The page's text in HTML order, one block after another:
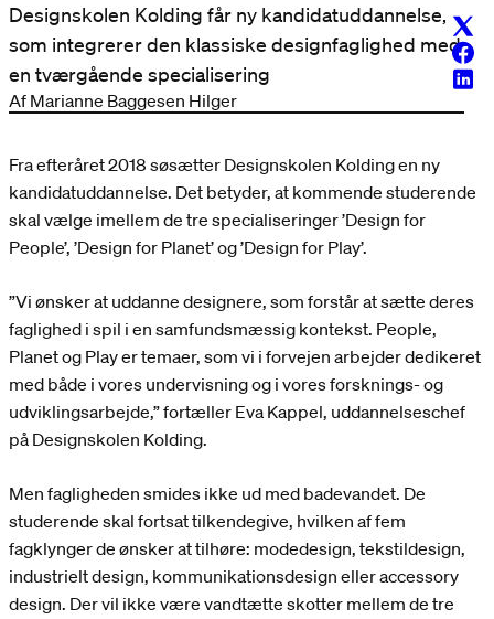
Designskolen Kolding får ny kandidatuddannelse,
som integrerer den klassiske designfaglighed med
en tværgående specialisering
Af Marianne Baggesen Hilger
Fra efteråret 2018 søsætter Designskolen Kolding en ny
kandidatuddannelse. Det betyder, at kommende studerende
skal vælge imellem de tre specialiseringer ’Design for
People’, ’Design for Planet’ og ’Design for Play’.
”Vi ønsker at uddanne designere, som forstår at sætte deres
faglighed i spil i en samfundsmæssig kontekst. People,
Planet og Play er temaer, som vi i forvejen arbejder dedikeret
med både i vores undervisning og i vores forsknings- og
udviklingsarbejde,” fortæller Eva Kappel, uddannelseschef
på Designskolen Kolding.
Men fagligheden smides ikke ud med badevandet. De
studerende skal fortsat tilkendegive, hvilken af fem
fagklynger de ønsker at tilhøre: modedesign, tekstildesign,
industrielt design, kommunikationsdesign eller accessory
design. Der vil ikke være vandtætte skotter mellem de tre